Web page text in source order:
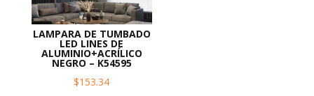
LAMPARA DE TUMBADO
LED LINES DE
ALUMINIO+ACRÍLICO
NEGRO – K54595
$153.34